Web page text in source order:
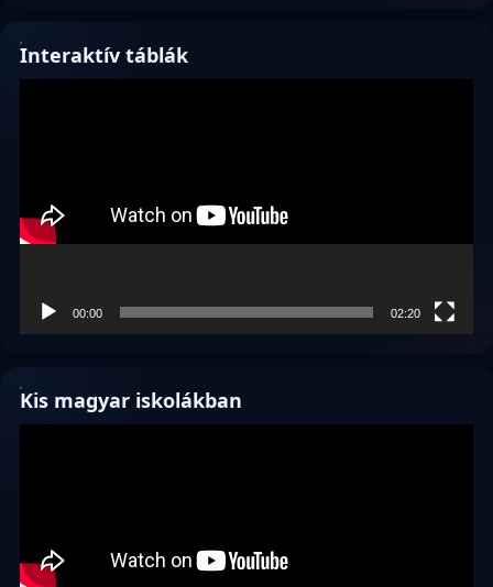
Interaktív táblák
00:00 02:20
Kis magyar iskolákban